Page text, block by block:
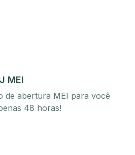
MEI
de abertura MEI para você
48 horas!